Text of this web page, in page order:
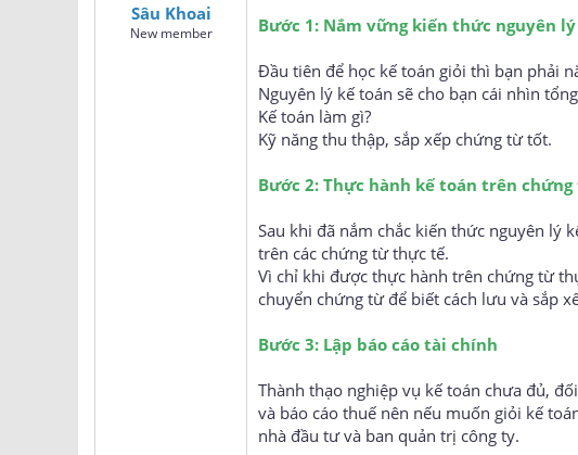
Sâu Khoai
New member Bước 1: Nắm vững kiến thức nguyên
Đầu tiên để học kế toán giỏi thì bạn phải
Nguyên lý kế toán sẽ cho bạn cái nhìn
Kế toán làm gì?
Kỹ năng thu thập, sắp xếp chứng từ tốt.
Bước 2: Thực hành kế toán trên
Sau khi đã nắm chắc kiến thức nguyên lý
trên các chứng từ thực tế.
Vì chỉ khi được thực hành trên chứng từ
chuyển chứng từ để biết cách lưu và sắp
Bước 3: Lập báo cáo tài chính
Thành thạo nghiệp vụ kế toán chưa đủ,
và báo cáo thuế nên nếu muốn giỏi kế
nhà đầu tư và ban quản trị công ty.